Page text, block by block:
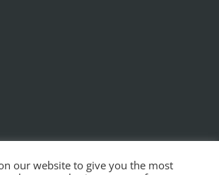
our website to give you the most